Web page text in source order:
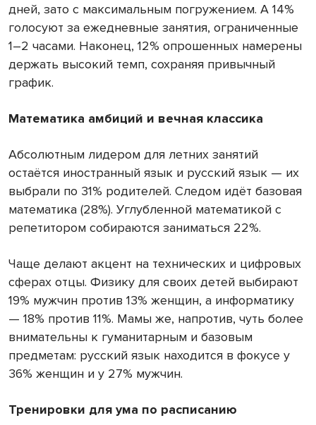
дней, зато с максимальным погружением. А 14%
голосуют за ежедневные занятия, ограниченные
1–2 часами. Наконец, 12% опрошенных намерены
держать высокий темп, сохраняя привычный
график.
Математика амбиций и вечная классика
Абсолютным лидером для летних занятий
остаётся иностранный язык и русский язык — их
выбрали по 31% родителей. Следом идёт базовая
математика (28%). Углубленной математикой с
репетитором собираются заниматься 22%.
Чаще делают акцент на технических и цифровых
сферах отцы. Физику для своих детей выбирают
19% мужчин против 13% женщин, а информатику
— 18% против 11%. Мамы же, напротив, чуть более
внимательны к гуманитарным и базовым
предметам: русский язык находится в фокусе у
36% женщин и у 27% мужчин.
Тренировки для ума по расписанию